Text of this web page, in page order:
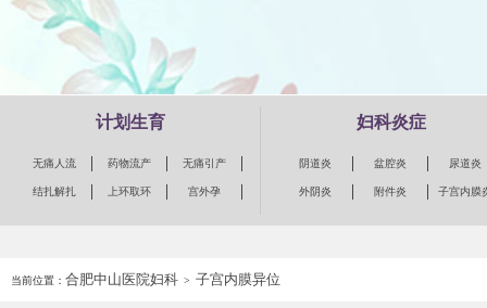
计划生育
无痛人流 药物流产 无痛引产
结扎解扎 上环取环 宫外孕
妇科炎症
阴道炎 盆腔炎 尿道炎
外阴炎 附件炎 子宫内膜
当前位置： 合肥中山医院妇科 > 子宫内膜异位